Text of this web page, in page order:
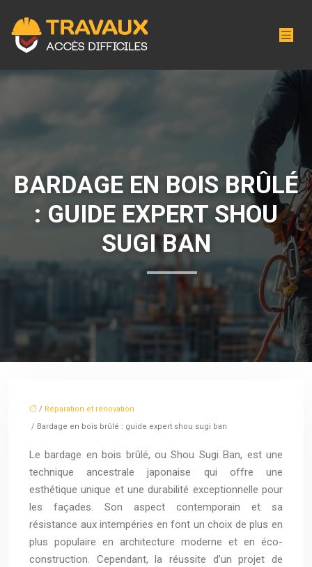
BARDAGE EN BOIS BRÛLÉ
: GUIDE EXPERT SHOU
SUGI BAN
/ Réparation et rénovation
/ Bardage en bois brûlé : guide expert shou sugi ban
Le bardage en bois brûlé, ou Shou Sugi Ban, est une
technique ancestrale japonaise qui offre une
esthétique unique et une durabilité exceptionnelle pour
les façades. Son aspect contemporain et sa
résistance aux intempéries en font un choix de plus en
plus populaire en architecture moderne et en éco-
construction. Cependant, la réussite d’un projet de